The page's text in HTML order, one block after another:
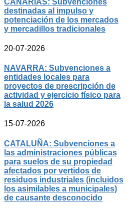
destinadas al impulso y
potenciación de los mercados
y mercadillos tradicionales
20-07-2026
NAVARRA: Subvenciones a
entidades locales para
proyectos de prescripción de
actividad y ejercicio físico para
la salud 2026
15-07-2026
CATALUÑA: Subvenciones a
las administraciones públicas
para suelos de su propiedad
afectados por vertidos de
residuos industriales (incluidos
los asimilables a municipales)
de causante desconocido